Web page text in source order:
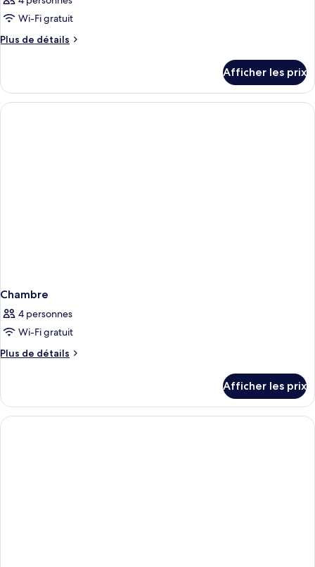
Wi-Fi gratuit
Plus de détails
Plus
Chambre
Afficher les prix
Chambre
4 personnes
Wi-Fi gratuit
Plus de détails
Plus
Chambre
Afficher les prix